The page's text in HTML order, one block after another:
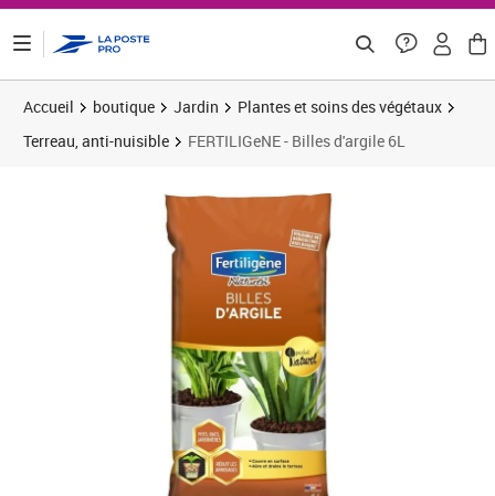
Accueil boutique Jardin
Plantes et soins des végétaux
Terreau, anti-nuisible
FERTILIGeNE - Billes d'argile 6L